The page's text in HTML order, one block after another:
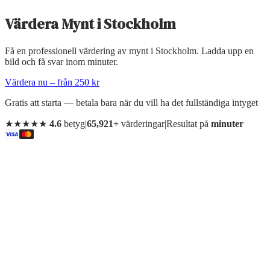
Värdera MyntiStockholm
Få en professionell värdering av mynt i Stockholm. Ladda upp en
bild och få svar inom minuter.
Värdera nu – från 250 kr
Gratis att starta — betala bara när du vill ha det fullständiga intyget
★★★★★ 4.6 betyg|65,921+ värderingar|Resultat på minuter